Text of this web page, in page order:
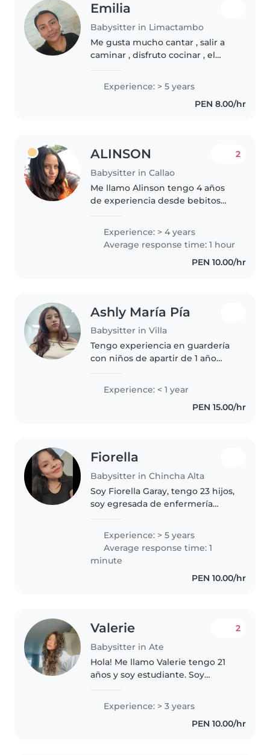
Emilia
Babysitter in Limactambo
Me gusta mucho cantar , salir a
caminar , disfruto cocinar , el
cuidado de niños
Experience: > 5 years
PEN 8.00/hr
ALINSON
Babysitter in Callao
2
Me llamo Alinson tengo 4 años
de experiencia desde bebitos
poder acoplarme a su rutina y si
no la tienen yo puedo crear una
Experience: > 4 years
Average response time: 1 hour
PEN 10.00/hr
Ashly María Pía
Babysitter in Villa
Tengo experiencia en guardería
con niños de apartir de 1 año
adapto a todo niño ,soy súper
amigable ,más que su niñera
sería como una hermana mayor..
Experience: < 1 year
PEN 15.00/hr
Fiorella
Babysitter in Chincha Alta
Soy Fiorella Garay, tengo 23 hijos,
soy egresada de enfermería
dispuesta a viajar, soy creativa,
mi padre es profesor y mi mamá
ama de casa, me gustan..
Experience: > 5 years
Average response time: 1
minute
PEN 10.00/hr
Valerie
Babysitter in Ate
2
Hola! Me llamo Valerie tengo 21
años y soy estudiante. Soy
experiencia con bebés, infantes
y niños pequeños, me encanta
pasar tiempo con ellos. Se
Experience: > 3 years
PEN 10.00/hr